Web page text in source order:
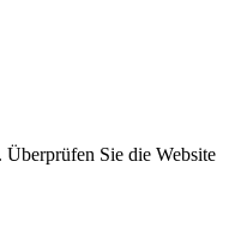
Sie die Website